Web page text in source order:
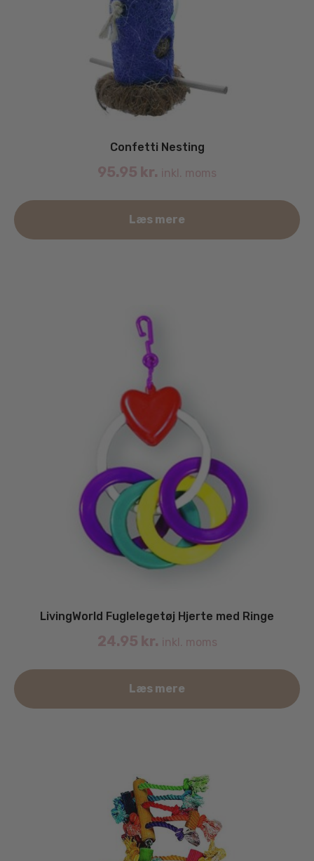
Confetti Nesting
95.95 kr. inkl. moms
Læs mere
LivingWorld Fuglelegetøj Hjerte med Ringe
24.95 kr. inkl. moms
Læs mere